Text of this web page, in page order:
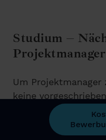
Studium –
Projektmanager
Um
keine
spezielles Studium.
Möglichkeiten, wie
Arbeitsalltag